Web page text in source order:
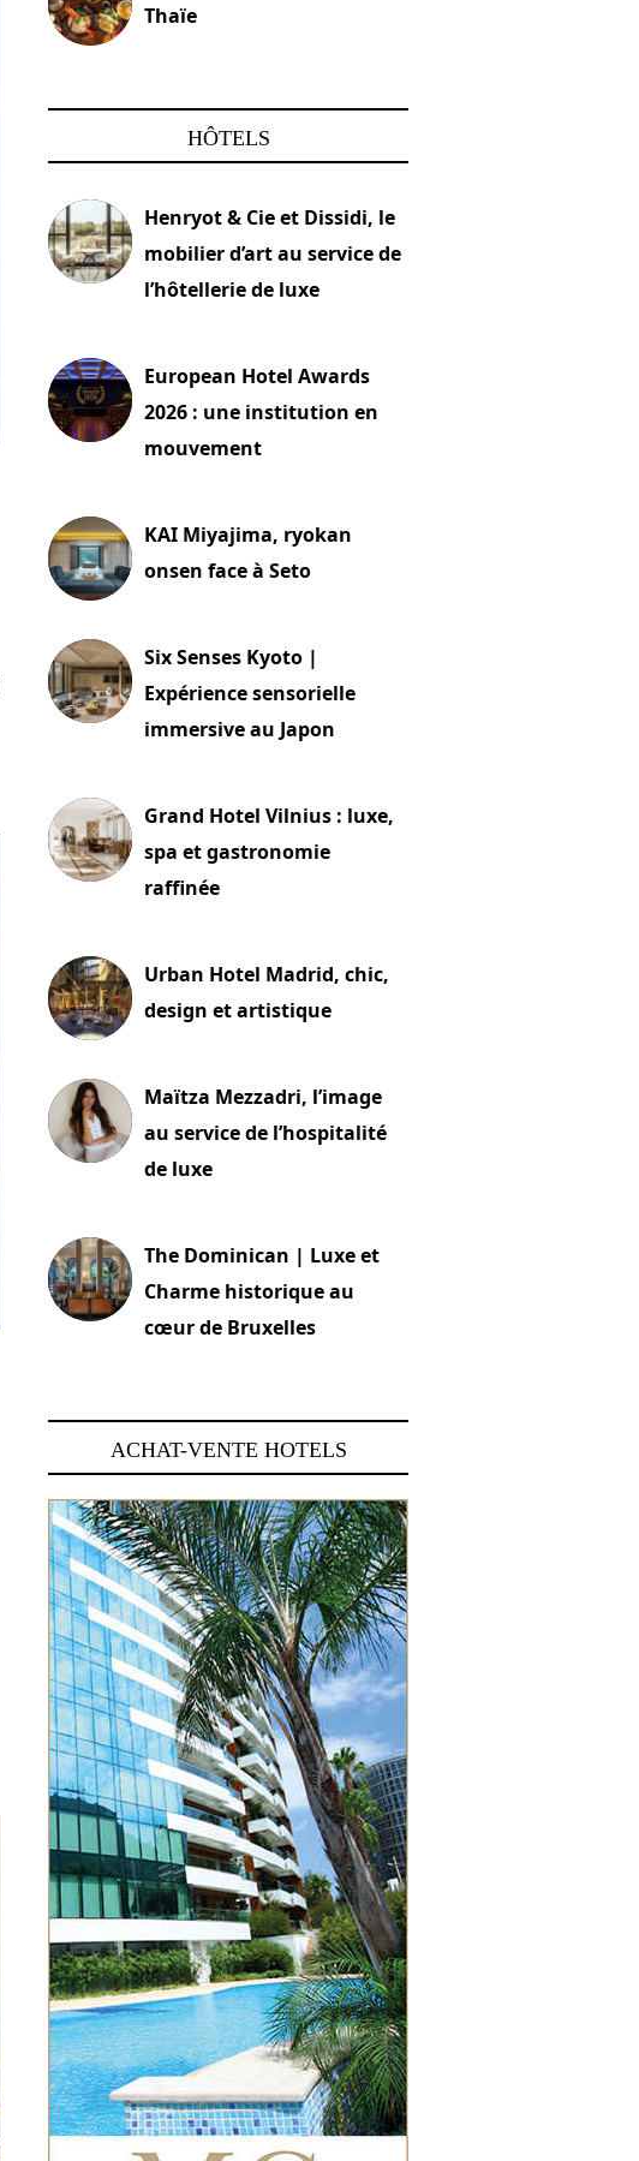
Thaïe
HÔTELS
Henryot & Cie et Dissidi, le
mobilier d’art au service de
l’hôtellerie de luxe
European Hotel Awards
2026 : une institution en
mouvement
KAI Miyajima, ryokan
onsen face à Seto
Six Senses Kyoto |
Expérience sensorielle
immersive au Japon
Grand Hotel Vilnius : luxe,
spa et gastronomie
raffinée
Urban Hotel Madrid, chic,
design et artistique
Maïtza Mezzadri, l’image
au service de l’hospitalité
de luxe
The Dominican | Luxe et
Charme historique au
cœur de Bruxelles
ACHAT-VENTE HOTELS